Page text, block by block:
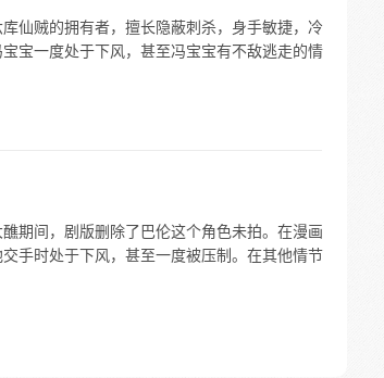
仙贼的拥有者，擅长隐蔽刺杀，身手敏捷，冷
宝一度处于下风，甚至冯宝宝有不敌逃走的情
期间，剧版删除了巴伦这个角色未拍。在漫画
手时处于下风，甚至一度被压制。在其他情节